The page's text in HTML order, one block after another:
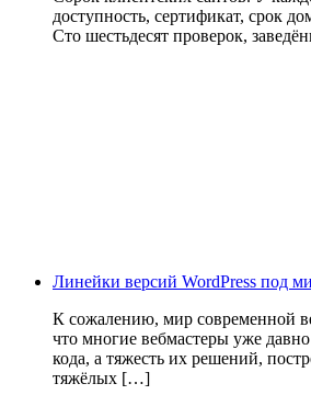
доступность, сертификат, срок
Сто шестьдесят проверок,
Линейки версий WordPress под
К сожалению, мир современной
что многие вебмастеры уже
кода, а тяжесть их решений,
тяжёлых […]